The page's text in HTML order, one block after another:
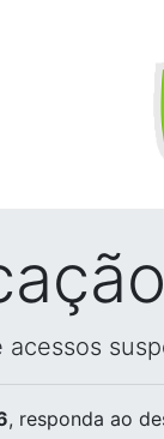
, responda ao